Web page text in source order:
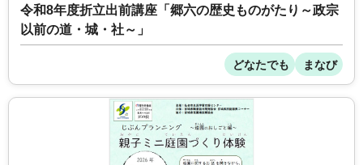
令和8年度折立出前講座「郷六の歴史ものがたり～政宗
以前の道・城・社～」
どなたでも まなび